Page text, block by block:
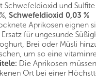
Schwefeldioxid und Sulfite
Schwefeldioxid 0,03 %
Aprikosen eignen
für ungesunde
Brei oder Müsli
um so eine
Die Aprikosen
Ort bei einer